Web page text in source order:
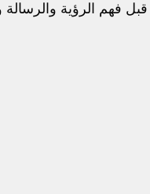
فهم الرؤية